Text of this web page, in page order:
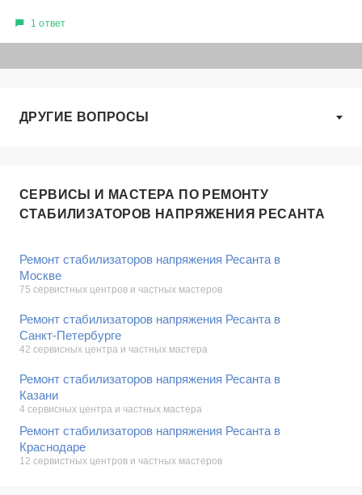
1 ответ
ДРУГИЕ ВОПРОСЫ
СЕРВИСЫ И МАСТЕРА ПО РЕМОНТУ
СТАБИЛИЗАТОРОВ НАПРЯЖЕНИЯ РЕСАНТА
Ремонт стабилизаторов напряжения Ресанта в
Москве
75 сервистных центров и частных мастеров
Ремонт стабилизаторов напряжения Ресанта в
Санкт-Петербурге
42 сервисных центра и частных мастера
Ремонт стабилизаторов напряжения Ресанта в
Казани
4 сервисных центра и частных мастера
Ремонт стабилизаторов напряжения Ресанта в
Краснодаре
12 сервистных центров и частных мастеров